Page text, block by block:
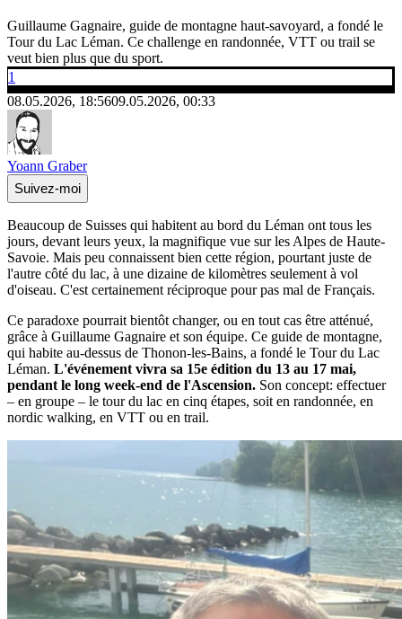
Guillaume Gagnaire, guide de montagne haut-savoyard, a fondé le
Tour du Lac Léman. Ce challenge en randonnée, VTT ou trail se
veut bien plus que du sport.
1
08.05.2026, 18:5609.05.2026, 00:33
Yoann Graber
Suivez-moi
Beaucoup de Suisses qui habitent au bord du Léman ont tous les
jours, devant leurs yeux, la magnifique vue sur les Alpes de Haute-
Savoie. Mais peu connaissent bien cette région, pourtant juste de
l'autre côté du lac, à une dizaine de kilomètres seulement à vol
d'oiseau. C'est certainement réciproque pour pas mal de Français.
Ce paradoxe pourrait bientôt changer, ou en tout cas être atténué,
grâce à Guillaume Gagnaire et son équipe. Ce guide de montagne,
qui habite au-dessus de Thonon-les-Bains, a fondé le Tour du Lac
Léman. L'événement vivra sa 15e édition du 13 au 17 mai,
pendant le long week-end de l'Ascension. Son concept: effectuer
– en groupe – le tour du lac en cinq étapes, soit en randonnée, en
nordic walking, en VTT ou en trail.